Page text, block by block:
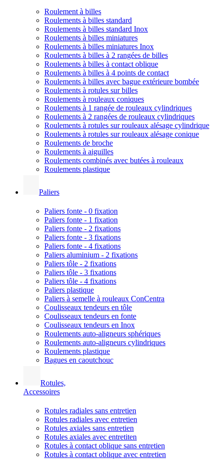
Roulement à billes
Roulements à billes standard
Roulements à billes standard Inox
Roulements à billes miniatures
Roulements à billes miniatures Inox
Roulements à billes à 2 rangées de billes
Roulements à billes à contact oblique
Roulements à billes à 4 points de contact
Roulements à billes avec bague extérieure bombée
Roulements à rotules sur billes
Roulements à rouleaux coniques
Roulements à 1 rangée de rouleaux cylindriques
Roulements à 2 rangées de rouleaux cylindriques
Roulements à rotules sur rouleaux alésage cylindrique
Roulements à rotules sur rouleaux alésage conique
Roulements de broche
Roulements à aiguilles
Roulements combinés avec butées à rouleaux
Roulements plastique
Paliers
Paliers fonte - 0 fixation
Paliers fonte - 1 fixation
Paliers fonte - 2 fixations
Paliers fonte - 3 fixations
Paliers fonte - 4 fixations
Paliers aluminium - 2 fixations
Paliers tôle - 2 fixations
Paliers tôle - 3 fixations
Paliers tôle - 4 fixations
Paliers plastique
Paliers à semelle à rouleaux ConCentra
Coulisseaux tendeurs en tôle
Coulisseaux tendeurs en fonte
Coulisseaux tendeurs en Inox
Roulements auto-aligneurs sphériques
Roulements auto-aligneurs cylindriques
Roulements plastique
Bagues en caoutchouc
Rotules,
Accessoires
Rotules radiales sans entretien
Rotules radiales avec entretien
Rotules axiales sans entretien
Rotules axiales avec entretiten
Rotules à contact oblique sans entretien
Rotules à contact oblique avec entretien